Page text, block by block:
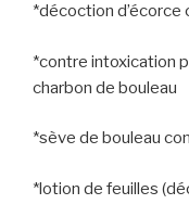
*décoction
*contre intoxication
charbon de bouleau
*sève de bouleau
*lotion de feuilles